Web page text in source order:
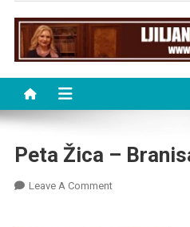
Peta Žica –
Leave A CommentOn